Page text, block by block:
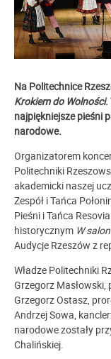
Na Politechnice
Krokiem do Wolności.
najpiękniejsze pieśni
narodowe.
Organizatorem
Politechniki
akademicki naszej
Zespół i Tańca
Pieśni i Tańca
historycznym W
Audycje Rzeszów z
Władze Politechniki
Grzegorz Masłowski,
Grzegorz Ostasz,
Andrzej Sowa,
narodowe zostały
Chalińskiej.